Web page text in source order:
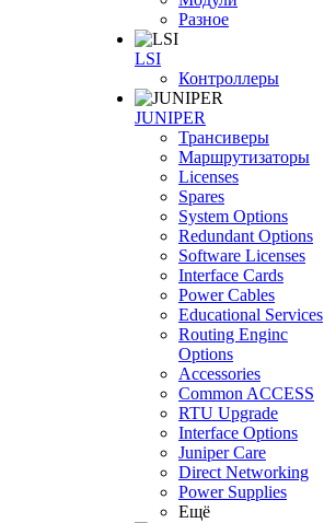
Разное
LSI
Контроллеры
JUNIPER
Трансиверы
Маршрутизаторы
Licenses
Spares
System Options
Redundant Options
Software Licenses
Interface Cards
Power Cables
Educational Services
Routing Enginc
Options
Accessories
Common ACCESS
RTU Upgrade
Interface Options
Juniper Care
Direct Networking
Power Supplies
Ещё